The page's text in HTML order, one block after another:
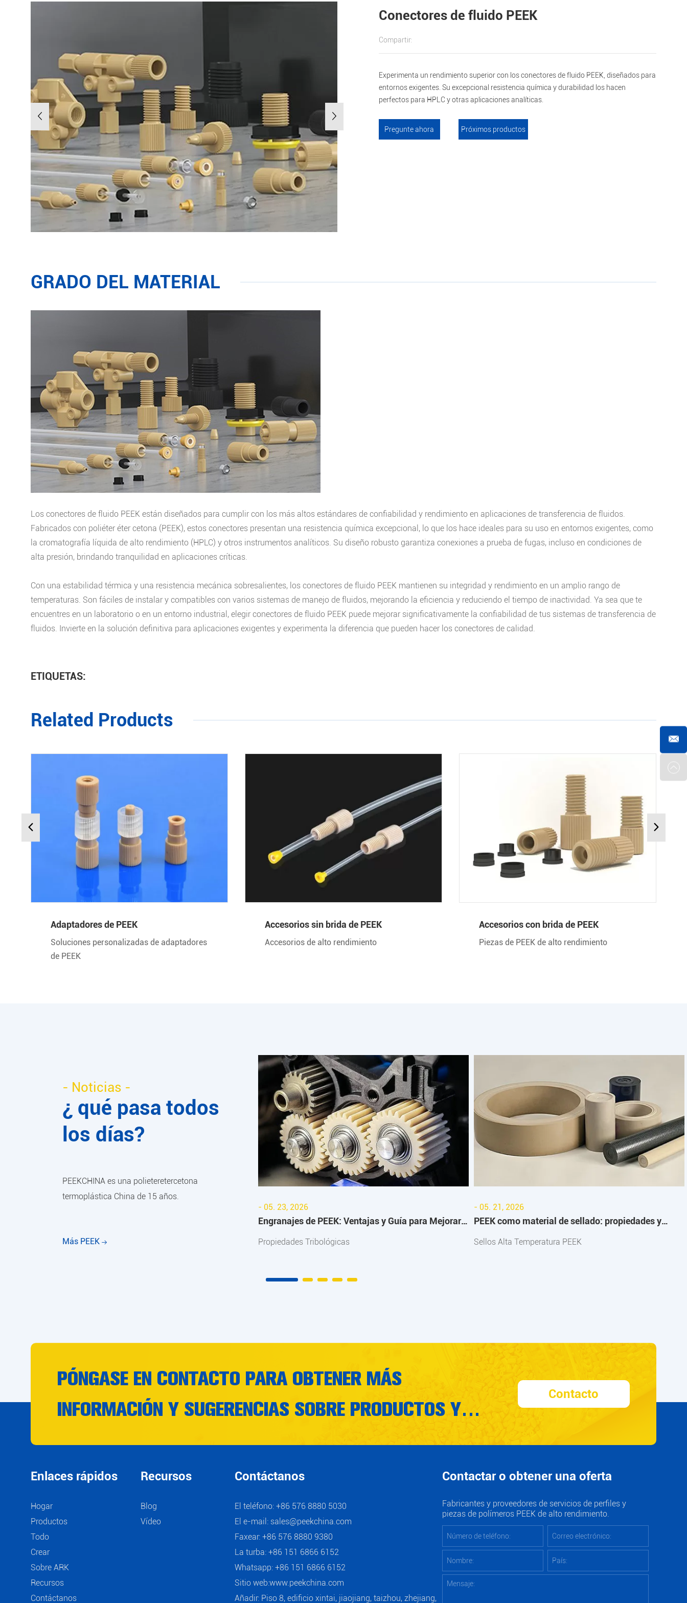
Conectores de fluido PEEK
Compartir:
Experimenta un rendimiento superior con los conectores de fluido PEEK, diseñados para
entornos exigentes. Su excepcional resistencia química y durabilidad los hacen
perfectos para HPLC y otras aplicaciones analíticas.
Pregunte ahora Próximos productos
GRADO DEL MATERIAL
Los conectores de fluido PEEK están diseñados para cumplir con los más altos estándares de confiabilidad y rendimiento en aplicaciones de transferencia de fluidos.
Fabricados con poliéter éter cetona (PEEK), estos conectores presentan una resistencia química excepcional, lo que los hace ideales para su uso en entornos exigentes, como
la cromatografía líquida de alto rendimiento (HPLC) y otros instrumentos analíticos. Su diseño robusto garantiza conexiones a prueba de fugas, incluso en condiciones de
alta presión, brindando tranquilidad en aplicaciones críticas.
Con una estabilidad térmica y una resistencia mecánica sobresalientes, los conectores de fluido PEEK mantienen su integridad y rendimiento en un amplio rango de
temperaturas. Son fáciles de instalar y compatibles con varios sistemas de manejo de fluidos, mejorando la eficiencia y reduciendo el tiempo de inactividad. Ya sea que te
encuentres en un laboratorio o en un entorno industrial, elegir conectores de fluido PEEK puede mejorar significativamente la confiabilidad de tus sistemas de transferencia de
fluidos. Invierte en la solución definitiva para aplicaciones exigentes y experimenta la diferencia que pueden hacer los conectores de calidad.
ETIQUETAS:
Related Products
Adaptadores de PEEK
Soluciones personalizadas de adaptadores
de PEEK
Accesorios sin brida de PEEK
Accesorios de alto rendimiento
Accesorios con brida de PEEK
Piezas de PEEK de alto rendimiento
- Noticias -
¿ qué pasa todos
los días?
PEEKCHINA es una polieteretercetona
termoplástica China de 15 años.
Más PEEK
- 05. 23, 2026
Engranajes de PEEK: Ventajas y Guía para Mejorar
la Resistencia al Desgaste
Propiedades Tribológicas
- 05. 21, 2026
PEEK como material de sellado: propiedades y
aplicaciones industriales
Sellos Alta Temperatura PEEK
PÓNGASE EN CONTACTO PARA OBTENER MÁS
INFORMACIÓN Y SUGERENCIAS SOBRE PRODUCTOS Y
SERVICIOS PEEK
Contacto
Enlaces rápidos
Hogar
Productos
Todo
Crear
Sobre ARK
Recursos
Contáctanos
Recursos
Blog
Vídeo
Contáctanos
El teléfono: +86 576 8880 5030
El e-mail: sales@peekchina.com
Faxear: +86 576 8880 9380
La turba: +86 151 6866 6152
Whatsapp:+86 151 6866 6152
Sitio web:www.peekchina.com
Añadir: Piso 8, edificio xintai, jiaojiang, taizhou, zhejiang,
Contactar o obtener una oferta
Fabricantes y proveedores de servicios de perfiles y
piezas de polímeros PEEK de alto rendimiento.